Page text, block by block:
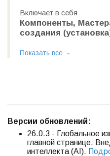
Включает в себя
Компоненты,
создания
Показать все
Версии обновлений:
26.0.3 - Глобальное
главной странице.
интеллекта (AI).